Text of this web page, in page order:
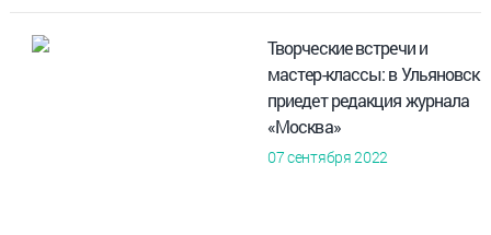
Творческие встречи и
мастер-классы: в Ульяновск
приедет редакция журнала
«Москва»
07 сентября 2022